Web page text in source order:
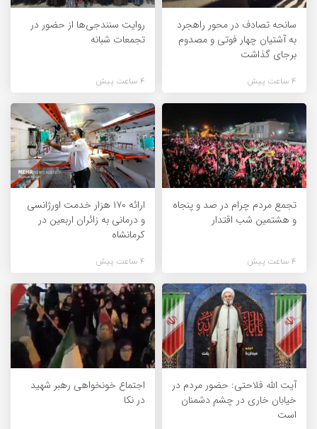
سانحه تصادف در محور راهجرد
به آشتیان چهار فوتی و مصدوم
برجای گذاشت
4 ساعت پیش
روایت سنندجی‌ها از حضور در
تجمعات شبانه
4 ساعت پیش
تجمع مردم چرام در صد و پنجاه
و هشتمین شب اقتدار
4 ساعت پیش
ارائه ۱۷۰ هزار خدمت اورژانسی
و درمانی به زائران اربعین در
کرمانشاه
4 ساعت پیش
آیت الله فلاحتی: حضور مردم در
خیابان خاری در چشم دشمنان
است
اجتماع خونخواهی رهبر شهید
در نکا